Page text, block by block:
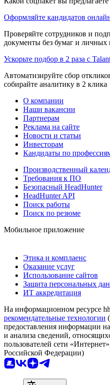
Оформляйте кандидатов
Проверяйте сотрудников и
документы без бумаг и личных
Ускорьте подбор в 2 раза с
Автоматизируйте сбор
собирайте аналитику в 2 клика
О компании
Наши вакансии
Партнерам
Реклама на сайте
Новости и статьи
Инвесторам
Кандидаты по
Производственный
Требования к ПО
Безопасный HeadHunter
HeadHunter API
Поиск работы
Поиск по резюме
Мобильное приложение
Этика и комплаенс
Оказание услуг
Использование сайтов
Защита персональных
ИТ аккредитация
На информационном ресурсе
рекомендательные технологии
предоставления информации
и анализа сведений,
пользователей сети
Российской Федерации)